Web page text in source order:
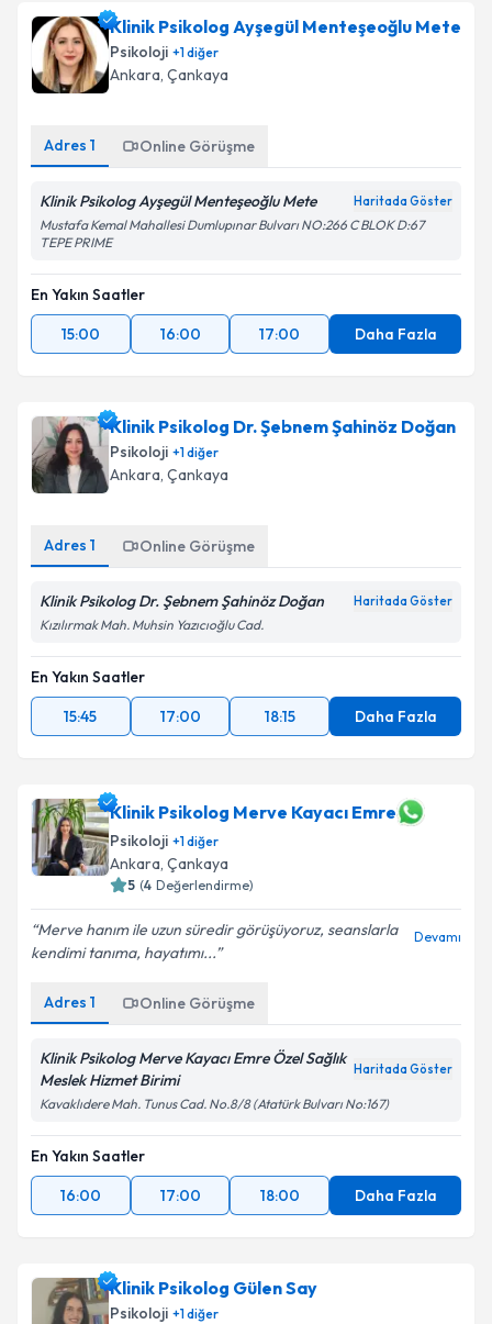
Klinik Psikolog Ayşegül Menteşeoğlu Mete
Psikoloji +1diğer
Ankara, Çankaya
Adres 1 Online Görüşme
Klinik Psikolog Ayşegül Menteşeoğlu Mete Haritada Göster
Mustafa Kemal Mahallesi Dumlupınar Bulvarı NO:266 C BLOK D:67
TEPE PRIME
En Yakın Saatler
15:00
16:00 17:00 Daha Fazla
Klinik Psikolog Dr. Şebnem Şahinöz Doğan
Psikoloji +1diğer
Ankara, Çankaya
Adres 1 Online Görüşme
Klinik Psikolog Dr. Şebnem Şahinöz Doğan Haritada Göster
Kızılırmak Mah. Muhsin Yazıcıoğlu Cad.
En Yakın Saatler
15:45
17:00 18:15 Daha Fazla
Klinik Psikolog Merve Kayacı Emre
Psikoloji +1diğer
Ankara, Çankaya
5 (4 Değerlendirme)
Merve hanım ile uzun süredir görüşüyoruz, seanslarla
kendimi tanıma, hayatımı...
Devamı
Adres 1 Online Görüşme
Klinik Psikolog Merve Kayacı Emre Özel Sağlık
Meslek Hizmet Birimi
Haritada Göster
Kavaklıdere Mah. Tunus Cad. No.8/8 (Atatürk Bulvarı No:167)
En Yakın Saatler
16:00
17:00 18:00 Daha Fazla
Klinik Psikolog Gülen Say
Psikoloji +1diğer